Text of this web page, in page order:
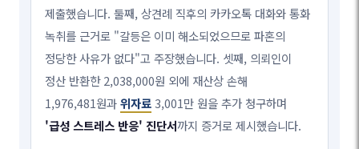
제출했습니다. 둘째, 상견례 직후의 카카오톡 대화와 통화
녹취를 근거로 "갈등은 이미 해소되었으므로 파혼의
정당한 사유가 없다"고 주장했습니다. 셋째, 의뢰인이
정산 반환한 2,038,000원 외에 재산상 손해
1,976,481원과위자료3,001만 원을 추가 청구하며
'급성 스트레스 반응' 진단서까지 증거로 제시했습니다.